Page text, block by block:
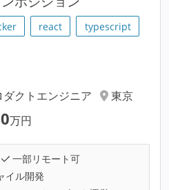
react
typescript
クトエンジニア
東京
万円
一部リモート可
イル開発